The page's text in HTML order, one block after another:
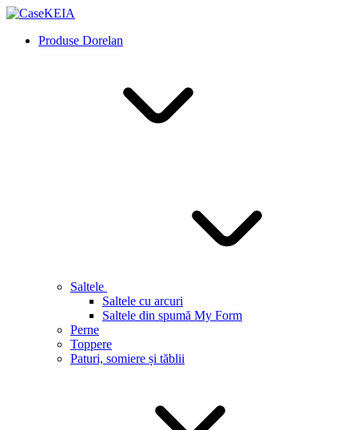
Produse Dorelan
Saltele
Saltele cu arcuri
Saltele din spumă My Form
Perne
Toppere
Paturi, somiere și tăblii